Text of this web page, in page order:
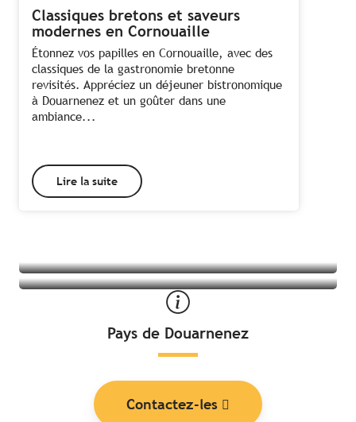
Classiques bretons et saveurs
modernes en Cornouaille
Étonnez vos papilles en Cornouaille, avec des
classiques de la gastronomie bretonne
revisités. Appréciez un déjeuner bistronomique
à Douarnenez et un goûter dans une
ambiance...
Lire la suite
Tous les hébergements à Douarnenez
Pays de Douarnenez
Contactez-les